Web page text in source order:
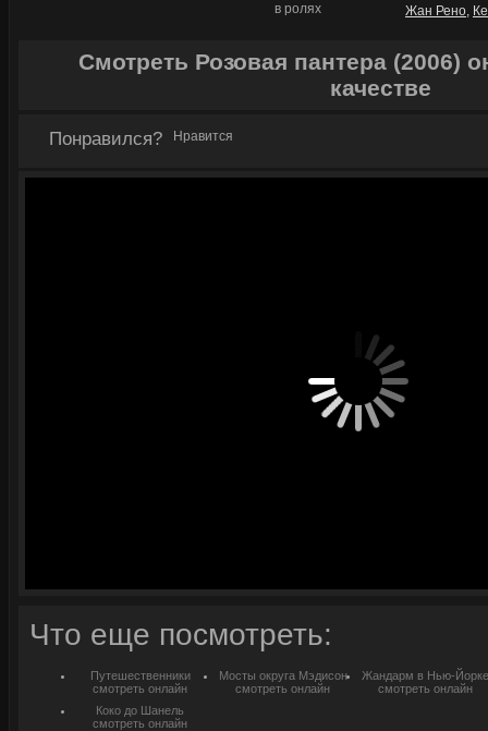
в ролях Жан Рено,
Смотреть Розовая пантера (2006)
качестве
Понравился? Нравится
Что еще посмотреть:
Путешественники
смотреть онлайн
Мосты округа Мэдисон
смотреть онлайн
Жандарм в Нью-Йорке
смотреть онлайн
Коко до Шанель
смотреть онлайн